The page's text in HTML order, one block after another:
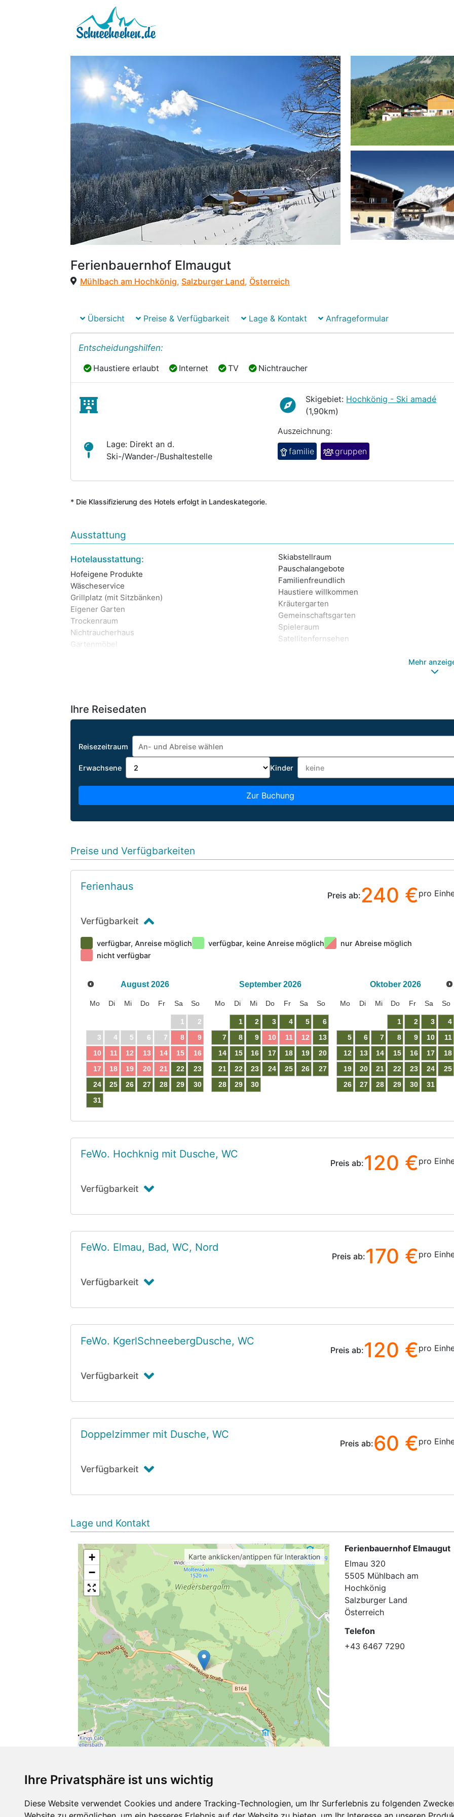
Ihre Privatsphäre ist uns wichtig
Diese Website verwendet Cookies und andere Tracking-Technologien, um Ihr Surferlebnis zu folgenden
Ferienbauernhof Elmaugut
Mühlbach am Hochkönig, Salzburger Land, Österreich
Übersicht Preise & Verfügbarkeit Lage & Kontakt Anfrageformular
Entscheidungshilfen:
Haustiere erlaubt
Haustiere erlaubt Internet
Internet TV
TV Nichtraucher
Nichtraucher
Skigebiet: Hochkönig - Ski amadé
(1,90km)
Lage: Direkt an d.
Ski-/Wander-/Bushaltestelle
Auszeichnung:
familie
gruppen
* Die Klassifizierung des Hotels erfolgt in Landeskategorie.
Ausstattung
Hotelausstattung:
Hofeigene Produkte
Wäscheservice
Grillplatz (mit Sitzbänken)
Eigener Garten
Trockenraum
Nichtraucherhaus
Gartenmöbel
Skiabstellraum
Pauschalangebote
Familienfreundlich
Haustiere willkommen
Kräutergarten
Gemeinschaftsgarten
Spieleraum
Satellitenfernsehen
Mehr
Ihre Reisedaten
Reisezeitraum
Erwachsene Kinder
Zur Buchung
Preise und Verfügbarkeiten
Ferienhaus
Preis ab:240 €pro
Verfügbarkeit
verfügbar, Anreise möglich verfügbar, keine Anreise möglich
nur Abreise möglich
nicht verfügbar
August 2026
Mo Di Mi Do Fr Sa So
1
2
3
4 5 6 7 8
9
10
11 12 13 14 15
16
17
18 19 20 21 22
23
24
25 26 27 28 29
30
31
September 2026
Mo Di Mi Do Fr Sa So
1 2 3 4 5
6
7
8 9 10 11 12
13
14
15 16 17 18 19
20
21
22 23 24 25 26
27
28
29 30
Oktober 2026
Mo Di Mi Do Fr Sa So
1 2 3
4
5
6 7 8 9 10
11
12
13 14 15 16 17
18
19
20 21 22 23 24
25
26
27 28 29 30 31
FeWo. Hochknig mit Dusche, WC
Preis ab:120 €pro
Verfügbarkeit
FeWo. Elmau, Bad, WC, Nord
Preis ab:170 €pro
Verfügbarkeit
FeWo. KgerlSchneebergDusche, WC
Preis ab:120 €pro
Verfügbarkeit
Doppelzimmer mit Dusche, WC
Preis ab:60 €pro
Verfügbarkeit
Lage und Kontakt
+
−
Karte anklicken/antippen für Interaktion
Ferienbauernhof Elmaugut
Elmau 320
5505 Mühlbach am
Hochkönig
Salzburger Land
Österreich
Telefon
+43 6467 7290